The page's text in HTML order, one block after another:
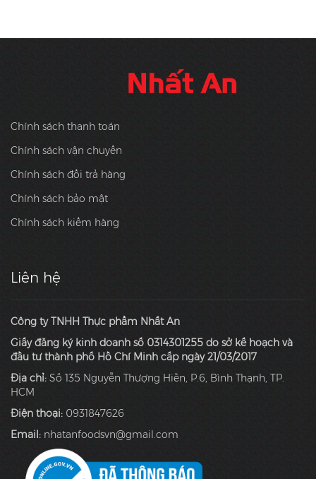
Chính sách thanh toán
Chính sách vận chuyển
Chính sách đổi trả hàng
Chính sách bảo mật
Chính sách kiểm hàng
Liên hệ
Công ty TNHH Thực phẩm Nhất An
Giấy đăng ký kinh doanh số 0314301255 do sở kế hoạch và
đầu tư thành phố Hồ Chí Minh cấp ngày 21/03/2017
Địa chỉ: Số 135 Nguyễn Thượng Hiền, P.6, Bình Thạnh, TP.
HCM
Điện thoại: 0931847626
Email: nhatanfoodsvn@gmail.com